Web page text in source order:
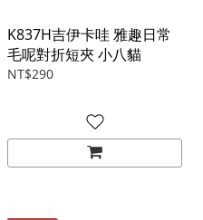
K837H吉伊卡哇 雅趣日常
毛呢對折短夾 小八貓
NT$290